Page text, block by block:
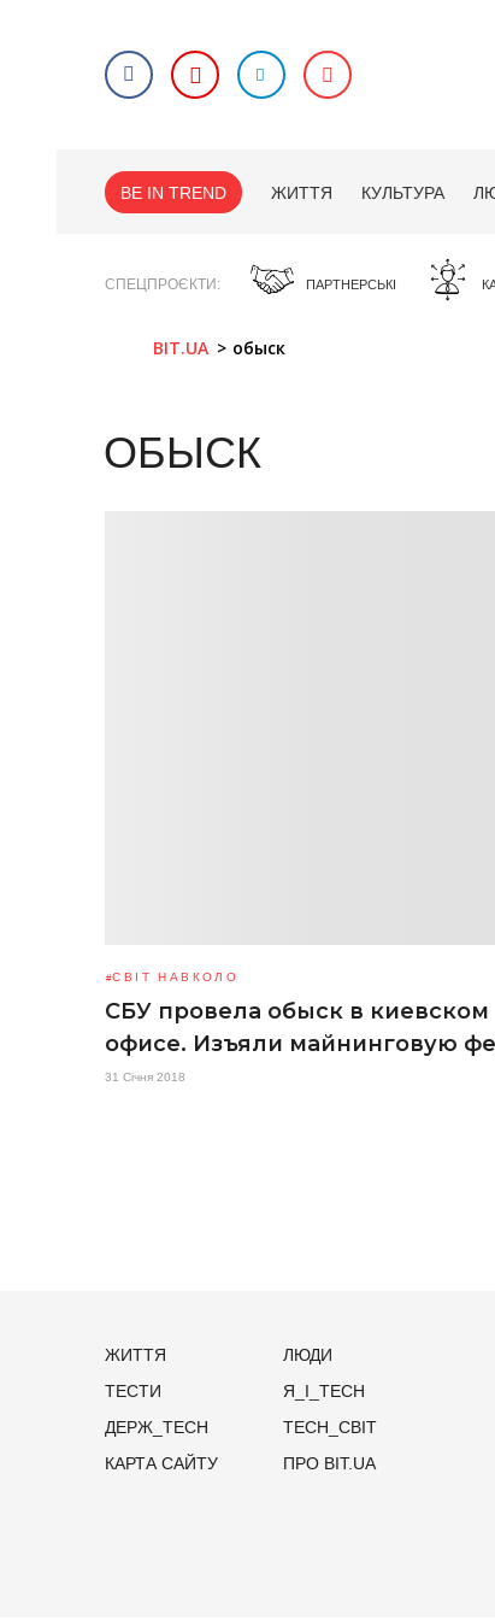
BE IN TREND ЖИТТЯ КУЛЬТУРА
СПЕЦПРОЄКТИ ПАРТНЕРСЬКІ
BIT.UA обыск
ОБЫСК
СВІТ НАВКОЛО
СБУ провела обыск в киевском
офисе. Изъяли майнинговую
31 Січня 2018
ЖИТТЯ
ЛЮДИ
ТЕСТИ
Я_І_TECH
ДЕРЖ_TECH
TECH_СВІТ
КАРТА САЙТУ
ПРО BIT.UA